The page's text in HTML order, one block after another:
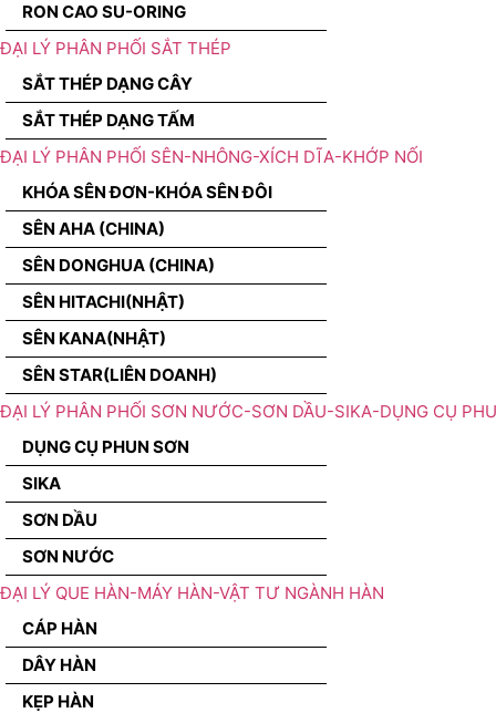
RON CAO SU-ORING
ĐẠI LÝ PHÂN PHỐI SẮT THÉP
SẮT THÉP DẠNG CÂY
SẮT THÉP DẠNG TẤM
ĐẠI LÝ PHÂN PHỐI SÊN-NHÔNG-XÍCH DĨA-KHỚP NỐI
KHÓA SÊN ĐƠN-KHÓA SÊN ĐÔI
SÊN AHA (CHINA)
SÊN DONGHUA (CHINA)
SÊN HITACHI(NHẬT)
SÊN KANA(NHẬT)
SÊN STAR(LIÊN DOANH)
ĐẠI LÝ PHÂN PHỐI SƠN NƯỚC-SƠN DẦU-SIKA-DỤNG CỤ
DỤNG CỤ PHUN SƠN
SIKA
SƠN DẦU
SƠN NƯỚC
ĐẠI LÝ QUE HÀN-MÁY HÀN-VẬT TƯ NGÀNH HÀN
CÁP HÀN
DÂY HÀN
KẸP HÀN